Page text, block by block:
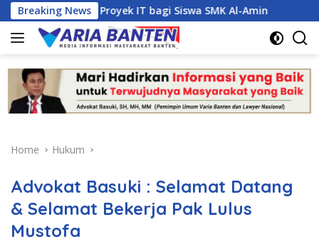
Skip
to
content
Breaking News
Proyek IT bagi Siswa SMK Al-Amin Kasus
Home Hukum
Advokat Basuki : Selamat Datang
& Selamat Bekerja Pak Lulus
Mustofa